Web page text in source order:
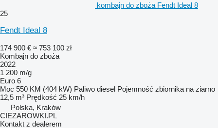
kombajn do zboża Fendt Ideal 8
25
Fendt Ideal 8
174 900 € ≈ 753 100 zł
Kombajn do zboża
2022
1 200 m/g
Euro 6
Moc 550 KM (404 kW) Paliwo diesel Pojemność zbiornika na ziarno
12,5 m³ Prędkość 25 km/h
Polska, Kraków
CIEZAROWKI.PL
Kontakt z dealerem